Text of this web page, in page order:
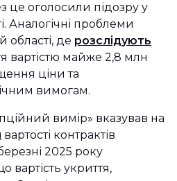
це оголосили підозру у
Аналогічні проблеми
області, де розслідують
вартістю майже 2,8 млн
ціни та
вимогам.
вимір» вказував на
вартості контрактів
2025 року
вартість укриття,